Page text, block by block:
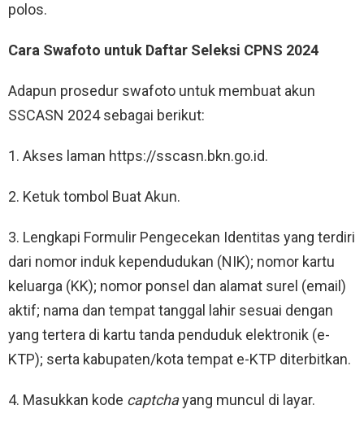
polos.
Cara Swafoto untuk Daftar Seleksi CPNS 2024
Adapun prosedur swafoto untuk membuat akun
SSCASN 2024 sebagai berikut:
1. Akses laman https://sscasn.bkn.go.id.
2. Ketuk tombol Buat Akun.
3. Lengkapi Formulir Pengecekan Identitas yang terdiri
dari nomor induk kependudukan (NIK); nomor kartu
keluarga (KK); nomor ponsel dan alamat surel (email)
aktif; nama dan tempat tanggal lahir sesuai dengan
yang tertera di kartu tanda penduduk elektronik (e-
KTP); serta kabupaten/kota tempat e-KTP diterbitkan.
4. Masukkan kode captchayang muncul di layar.